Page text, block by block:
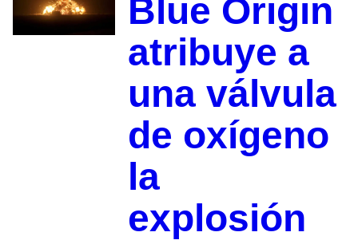
Blue Origin
atribuye a
una válvula
de oxígeno
la
explosión